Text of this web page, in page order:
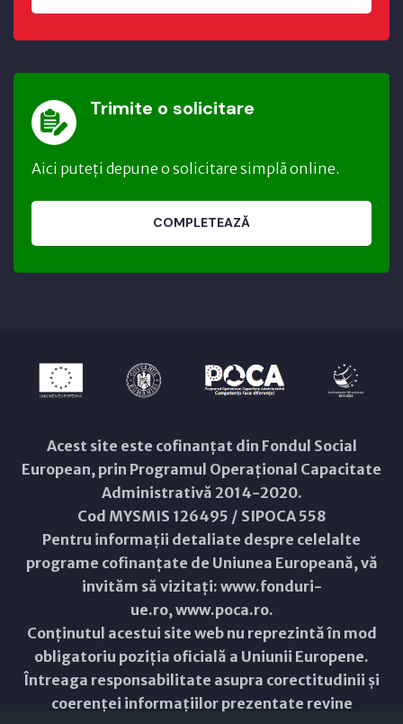
Trimite o solicitare
Aici puteți depune o solicitare simplă online.
COMPLETEAZĂ
Acest site este cofinanțat din Fondul Social
European, prin Programul Operațional Capacitate
Administrativă 2014-2020.
Cod MYSMIS 126495 / SIPOCA 558
Pentru informații detaliate despre celelalte
programe cofinanțate de Uniunea Europeană, vă
invităm să vizitați: www.fonduri-
ue.ro,www.poca.ro.
Conținutul acestui site web nu reprezintă în mod
obligatoriu poziția oficială a Uniunii Europene.
Întreaga responsabilitate asupra corectitudinii și
coerenței informațiilor prezentate revine